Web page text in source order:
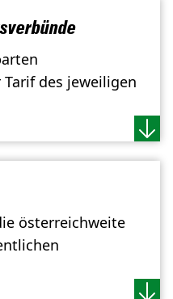
des jeweiligen
österreichweite